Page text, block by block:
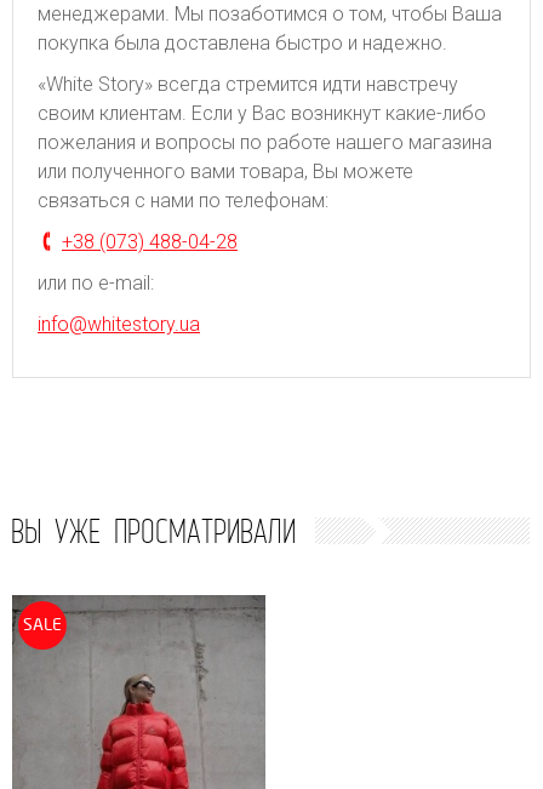
менеджерами. Мы позаботимся о том, чтобы Ваша
покупка была доставлена быстро и надежно.
«White Story» всегда стремится идти навстречу
своим клиентам. Если у Вас возникнут какие-либо
пожелания и вопросы по работе нашего магазина
или полученного вами товара, Вы можете
связаться с нами по телефонам:
+38 (073) 488-04-28
или по e-mail:
info@whitestory.ua
ВЫ УЖЕ ПРОСМАТРИВАЛИ
SALE